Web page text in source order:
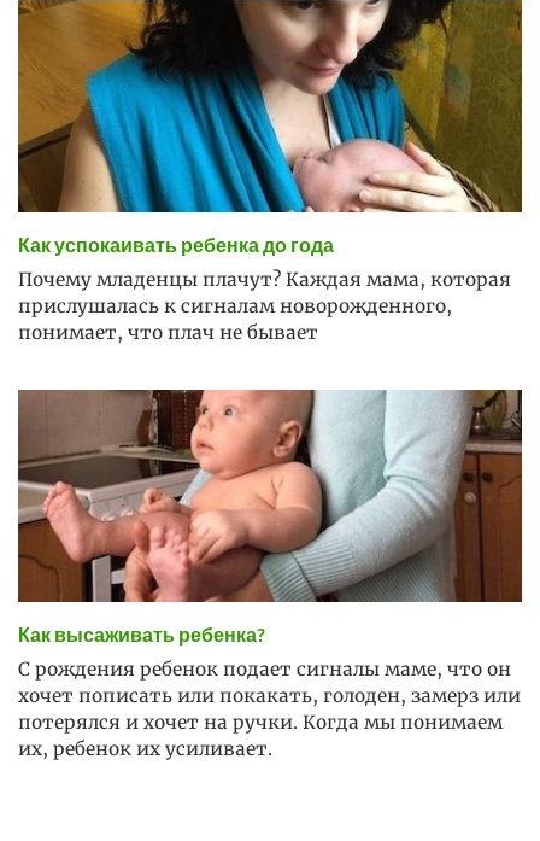
Как успокаивать ребенка до года
Почему младенцы плачут? Каждая мама, которая
прислушалась к сигналам новорожденного,
понимает, что плач не бывает
Как высаживать ребенка?
С рождения ребенок подает сигналы маме, что он
хочет пописать или покакать, голоден, замерз или
потерялся и хочет на ручки. Когда мы понимаем
их, ребенок их усиливает.